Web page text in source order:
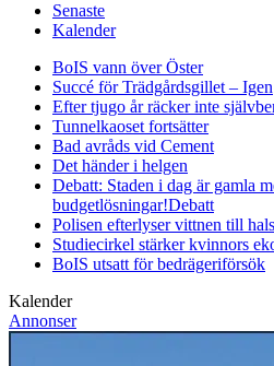
Senaste
Kalender
BoIS vann över Öster
Succé för Trädgårdsgillet – Igen
Efter tjugo år räcker inte
Tunnelkaoset fortsätter
Bad avråds vid Cement
Det händer i helgen
Debatt: Staden i dag är gamla
budgetlösningar!Debatt
Polisen efterlyser vittnen till
Studiecirkel stärker kvinnors
BoIS utsatt för bedrägeriförsök
Kalender
Annonser